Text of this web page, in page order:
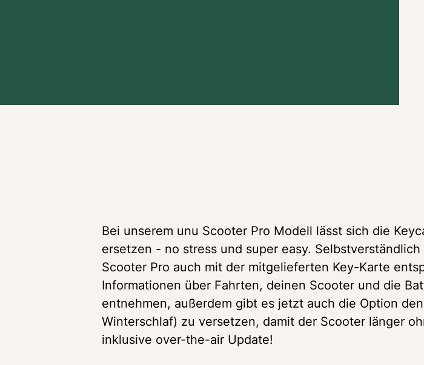
Bei unserem unu Scooter Pro Modell lässt sich die
ersetzen - no stress und super easy.
Scooter Pro auch mit der mitgelieferten Key-Karte
Informationen über Fahrten, deinen Scooter und die
entnehmen, außerdem gibt es jetzt auch die Option
Winterschlaf) zu versetzen, damit der Scooter länger
inklusive over-the-air Update!